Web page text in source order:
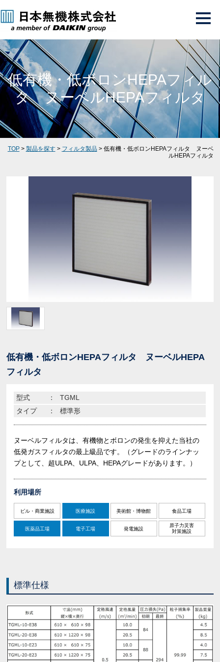
低有機・低ボロンHEPAフィル
タ ヌーベルHEPAフィルタ
TOP> 製品を探す> フィルタ製品> 低有機・低ボロンHEPAフィルタ ヌーベ
ルHEPAフィルタ
低有機・低ボロンHEPAフィルタ ヌーベルHEPA
フィルタ
型式 ：
TGML
タイプ
： 標準形
ヌーベルフィルタは、有機物とボロンの発生を抑えた当社の
低発ガスフィルタの最上級品です。（グレードのラインナッ
プとして、超ULPA、ULPA、HEPAグレードがあります。）
利用場所
ビル・商業施設 医療施設 美術館・博物館 食品工場
医薬品工場 電子工場 発電施設
原子力災害
対策施設
標準仕様